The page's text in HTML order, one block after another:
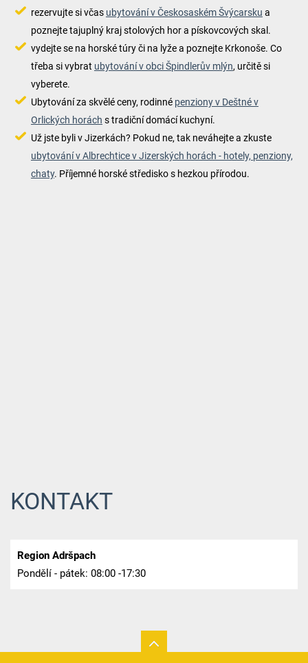
rezervujte si včas ubytování v Českosaském Švýcarsku a
poznejte tajuplný kraj stolových hor a pískovcových skal.
vydejte se na horské túry či na lyže a poznejte Krkonoše. Co
třeba si vybrat ubytování v obci Špindlerův mlýn, určitě si
vyberete.
Ubytování za skvělé ceny, rodinné penziony v Deštné v
Orlických horách s tradiční domácí kuchyní.
Už jste byli v Jizerkách? Pokud ne, tak neváhejte a zkuste
ubytování v Albrechtice v Jizerských horách - hotely, penziony,
chaty. Příjemné horské středisko s hezkou přírodou.
KONTAKT
Region Adršpach
Pondělí - pátek: 08:00 -17:30